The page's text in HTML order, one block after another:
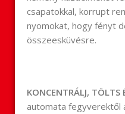
csapatokkal, korrupt
nyomokat, hogy fényt
összeesküvésre.
KONCENTRÁLJ, TÖLTS
automata fegyverektől